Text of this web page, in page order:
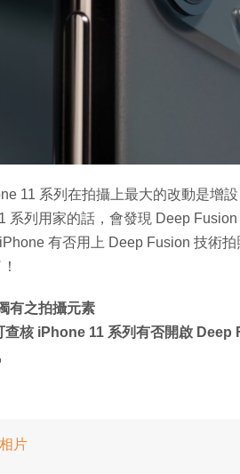
11 系列在拍攝上最大的改動是增
系列用家的話，會發現 Deep
有否用上 Deep Fusion 技術拍
有之拍攝元素
核 iPhone 11 系列有否開啟 Deep
片